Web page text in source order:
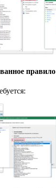
правило